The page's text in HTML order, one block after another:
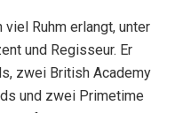
Ruhm erlangt, unter
und Regisseur. Er
zwei British Academy
und zwei Primetime